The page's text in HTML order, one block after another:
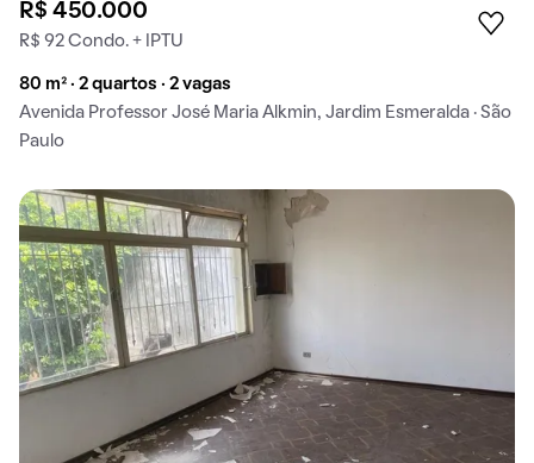
R$ 450.000
R$ 92 Condo. + IPTU
80 m² · 2 quartos · 2 vagas
Avenida Professor José Maria Alkmin, Jardim Esmeralda · São
Paulo